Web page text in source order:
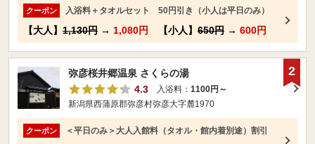
クーポン 入浴料＋タオルセット 50円引き（小人は平日のみ）
【大人】 1,130円 → 1,080円 【小人】 650円 → 600円
弥彦桜井郷温泉 さくらの湯
4.3
入浴料： 1100円～
新潟県西蒲原郡弥彦村弥彦大字麓1970
クーポン ＜平日のみ＞大人入館料（タオル・館内着別途）割引
2